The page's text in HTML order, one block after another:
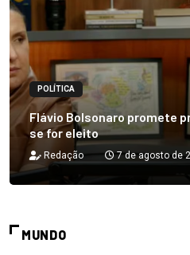
POLÍTICA
Flávio Bolsonaro promete
se for eleito
Redação 7 de agosto de
MUNDO